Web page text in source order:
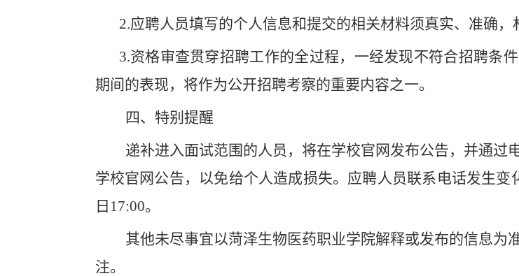
2.应聘人员填写的个人信息和提交的相关材料须真实、准确，
3.资格审查贯穿招聘工作的全过程，一经发现不符合招聘条
期间的表现，将作为公开招聘考察的重要内容之一。
四、特别提醒
递补进入面试范围的人员，将在学校官网发布公告，并通过
学校官网公告，以免给个人造成损失。应聘人员联系电话发生
日 17:00。
其他未尽事宜以菏泽生物医药职业学院解释或发布的信息为
注。